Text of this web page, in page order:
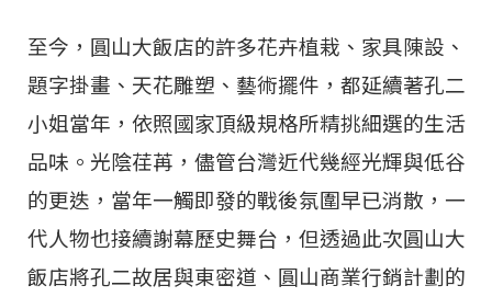
至今，圓山大飯店的許多花卉植栽、家具陳設、
題字掛畫、天花雕塑、藝術擺件，都延續著孔二
小姐當年，依照國家頂級規格所精挑細選的生活
品味。光陰荏苒，儘管台灣近代幾經光輝與低谷
的更迭，當年一觸即發的戰後氛圍早已消散，一
代人物也接續謝幕歷史舞台，但透過此次圓山大
飯店將孔二故居與東密道、圓山商業行銷計劃的